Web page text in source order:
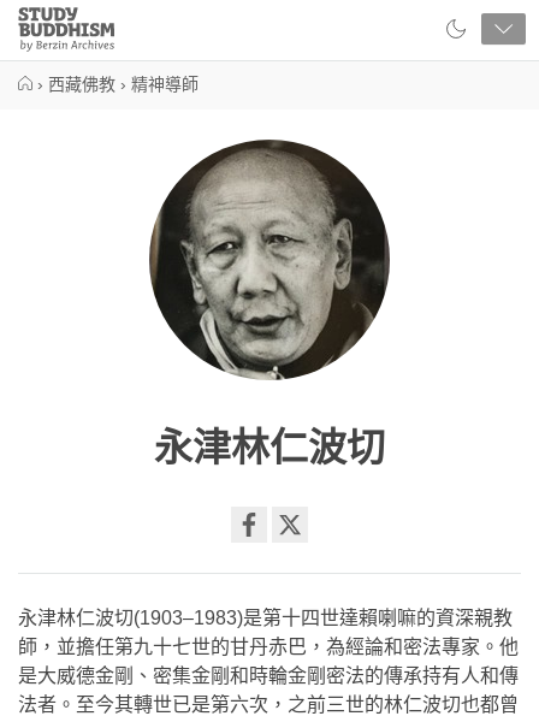
Close
Study
Buddhism
› 西藏佛教 › 精神導師
永津林仁波切
facebook
永津林仁波切(1903–1983)是第十四世達賴喇嘛的資深親教
師，並擔任第九十七世的甘丹赤巴，為經論和密法專家。他
是大威德金剛、密集金剛和時輪金剛密法的傳承持有人和傳
法者。至今其轉世已是第六次，之前三世的林仁波切也都曾